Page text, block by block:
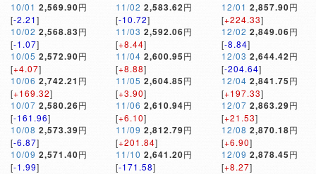
10/01 2,569.90円
[-2.21]
10/02 2,568.83円
[-1.07]
10/05 2,572.90円
[+4.07]
10/06 2,742.21 円
[+169.32]
10/07 2,580.26円
[-161.96]
10/08 2,573.39円
[-6.87]
10/09 2,571.40円
[-1.99]
11/02 2,583.62円
[-10.72]
11/03 2,592.06円
[+8.44]
11/04 2,600.95円
[+8.88]
11/05 2,604.85円
[+3.90]
11/06 2,610.94円
[+6.10]
11/09 2,812.79円
[+201.84]
11/10 2,641.20円
[-171.58]
12/01 2,857.90円
[+224.33]
12/02 2,849.06円
[-8.84]
12/03 2,644.42円
[-204.64]
12/04 2,841.75円
[+197.33]
12/07 2,863.29円
[+21.53]
12/08 2,870.18円
[+6.90]
12/09 2,878.45円
[+8.27]